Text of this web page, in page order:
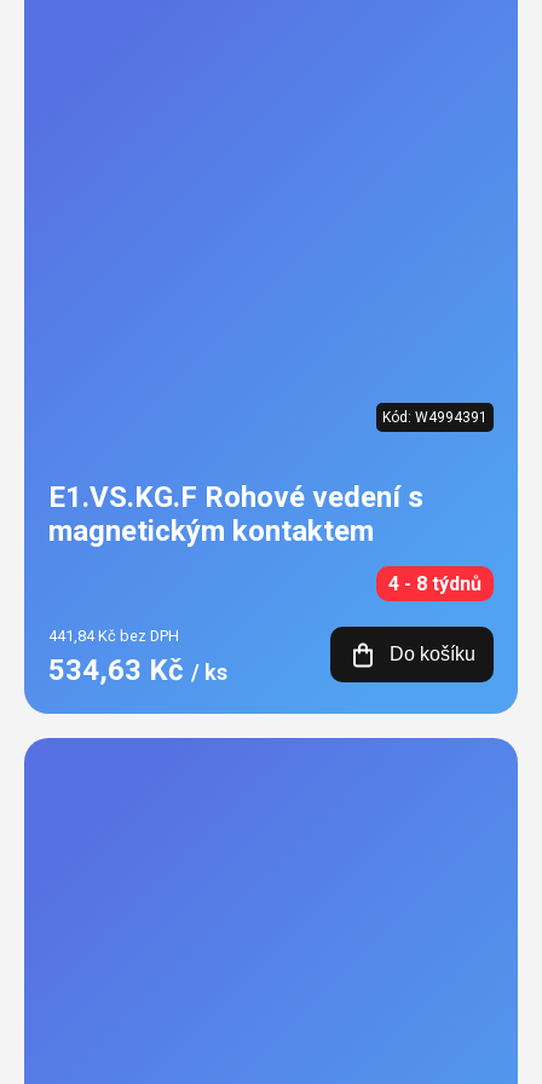
Kód: W4994391
E1.VS.KG.F Rohové vedení s
magnetickým kontaktem
4 - 8 týdnů
441,84 Kč bez DPH
534,63 Kč / ks
Do košíku